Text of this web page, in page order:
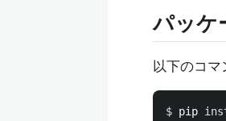
パッケ
以下のコマ
$ pip